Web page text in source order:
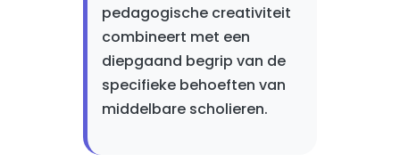
pedagogische creativiteit
combineert met een
diepgaand begrip van de
specifieke behoeften van
middelbare scholieren.